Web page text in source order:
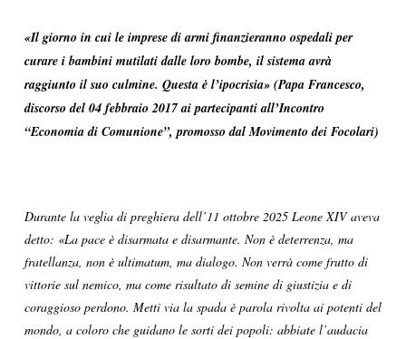
«Il giorno in cui le imprese di armi finanzieranno ospedali per
curare i bambini mutilati dalle loro bombe, il sistema avrà
raggiunto il suo culmine. Questa è l’ipocrisia» (Papa Francesco,
discorso del 04 febbraio 2017 ai partecipanti all’Incontro
“Economia di Comunione”, promosso dal Movimento dei Focolari)
Durante la veglia di preghiera dell’11 ottobre 2025 Leone XIV aveva
detto: «La pace è disarmata e disarmante. Non è deterrenza, ma
fratellanza, non è ultimatum, ma dialogo. Non verrà come frutto di
vittorie sul nemico, ma come risultato di semine di giustizia e di
coraggioso perdono. Metti via la spada è parola rivolta ai potenti del
mondo, a coloro che guidano le sorti dei popoli: abbiate l’audacia